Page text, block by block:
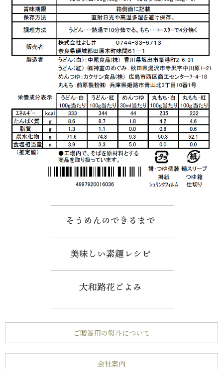
ご贈答用の熨斗について
会社案内